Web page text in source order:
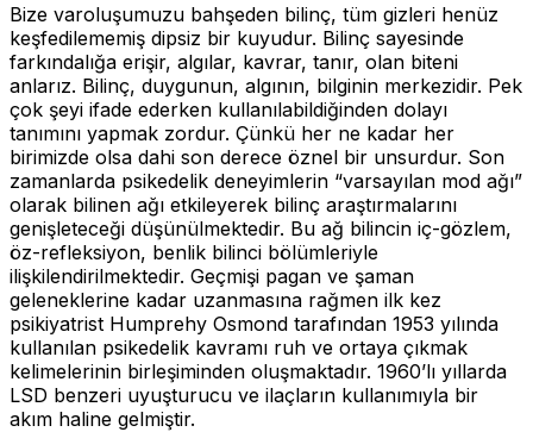
Bize varoluşumuzu bahşeden bilinç, tüm gizleri henüz
keşfedilememiş dipsiz bir kuyudur. Bilinç sayesinde
farkındalığa erişir, algılar, kavrar, tanır, olan biteni
anlarız. Bilinç, duygunun, algının, bilginin merkezidir. Pek
çok şeyi ifade ederken kullanılabildiğinden dolayı
tanımını yapmak zordur. Çünkü her ne kadar her
birimizde olsa dahi son derece öznel bir unsurdur. Son
zamanlarda psikedelik deneyimlerin “varsayılan mod ağı”
olarak bilinen ağı etkileyerek bilinç araştırmalarını
genişleteceği düşünülmektedir. Bu ağ bilincin iç-gözlem,
öz-refleksiyon, benlik bilinci bölümleriyle
ilişkilendirilmektedir. Geçmişi pagan ve şaman
geleneklerine kadar uzanmasına rağmen ilk kez
psikiyatrist Humprehy Osmond tarafından 1953 yılında
kullanılan psikedelik kavramı ruh ve ortaya çıkmak
kelimelerinin birleşiminden oluşmaktadır. 1960’lı yıllarda
LSD benzeri uyuşturucu ve ilaçların kullanımıyla bir
akım haline gelmiştir.